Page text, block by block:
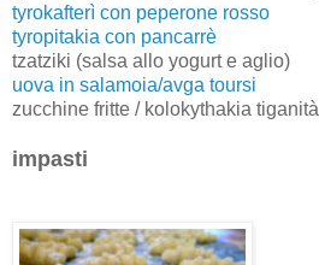
tyrokafterì con peperone rosso
tyropitakia con pancarrè
tzatziki (salsa allo yogurt e aglio)
uova in salamoia/avga toursi
zucchine fritte / kolokythakia tiganità
impasti